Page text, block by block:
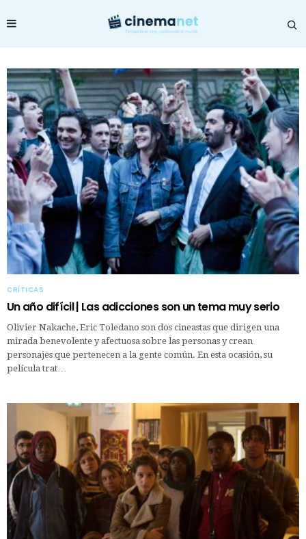
CRÍTICAS
Un año difícil | Las adicciones son un tema muy serio
Olivier Nakache, Eric Toledano son dos cineastas que dirigen una
mirada benevolente y afectuosa sobre las personas y crean
personajes que pertenecen a la gente común. En esta ocasión, su
película trat…